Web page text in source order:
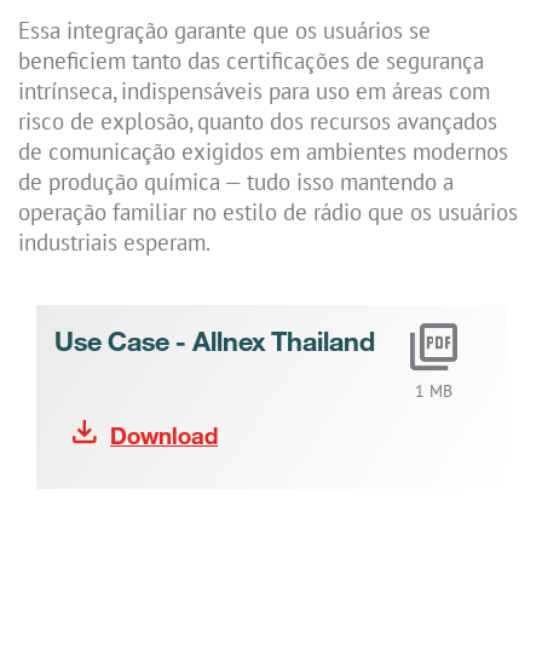
Essa integração garante que os usuários se
beneficiem tanto das certificações de segurança
intrínseca, indispensáveis para uso em áreas com
risco de explosão, quanto dos recursos avançados
de comunicação exigidos em ambientes modernos
de produção química — tudo isso mantendo a
operação familiar no estilo de rádio que os usuários
industriais esperam.
Use Case - Allnex Thailand
1 MB
Download